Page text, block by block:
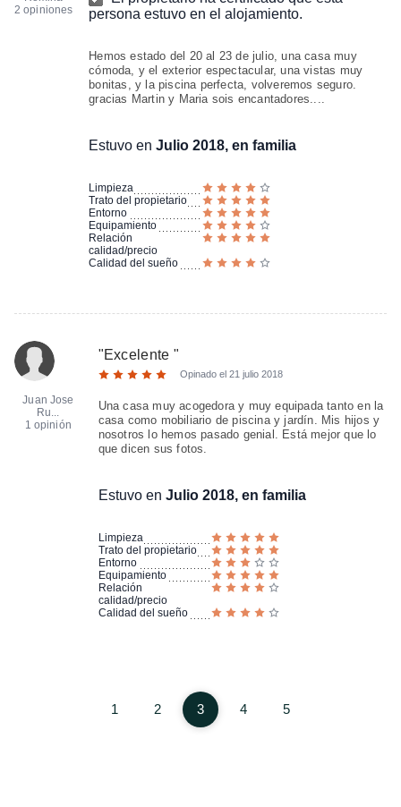
2 opiniones
persona estuvo en el alojamiento.
Hemos estado del 20 al 23 de julio, una casa muy
cómoda, y el exterior espectacular, una vistas muy
bonitas, y la piscina perfecta, volveremos seguro.
gracias Martin y Maria sois encantadores....
Estuvo enJulio 2018, en familia
Limpieza
Trato del propietario
Entorno
Equipamiento
Relación
calidad/precio
Calidad del sueño
Juan Jose
Ru...
1 opinión
"Excelente "
Opinado el 21 julio 2018
Una casa muy acogedora y muy equipada tanto en la
casa como mobiliario de piscina y jardín. Mis hijos y
nosotros lo hemos pasado genial. Está mejor que lo
que dicen sus fotos.
Estuvo en Julio 2018, en familia
Limpieza
Trato del propietario
Entorno
Equipamiento
Relación
calidad/precio
Calidad del sueño
1 2 3 4 5